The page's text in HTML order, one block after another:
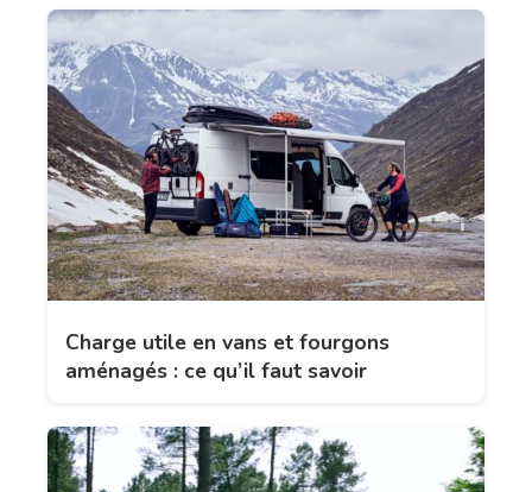
Charge utile en vans et fourgons
aménagés : ce qu’il faut savoir